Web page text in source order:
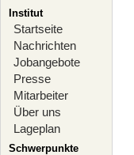
Institut
Startseite
Nachrichten
Jobangebote
Presse
Mitarbeiter
Über uns
Lageplan
Schwerpunkte